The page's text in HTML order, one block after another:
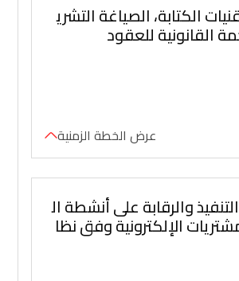
الكتابة، الصياغة التشري
القانونية للعقود
عرض الخطة الزمنية
والرقابة على أنشطة ال
الإلكترونية وفق نظا